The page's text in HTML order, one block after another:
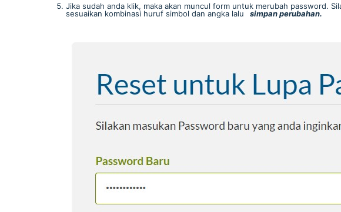
Jika sudah anda klik, maka akan muncul form untuk merubah password.
sesuaikan kombinasi huruf simbol dan angka lalu
simpan perubahan.